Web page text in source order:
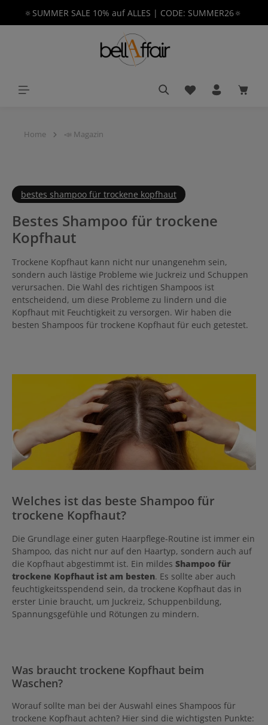
springen
🔅SUMMER SALE 10% auf ALLES | CODE: SUMMER26🔅
Du hast 0
Home 📣 Magazin
bestes shampoo für trockene kopfhaut
Bestes Shampoo für trockene
Kopfhaut
Trockene Kopfhaut kann nicht nur unangenehm sein,
sondern auch lästige Probleme wie Juckreiz und Schuppen
verursachen. Die Wahl des richtigen Shampoos ist
entscheidend, um diese Probleme zu lindern und die
Kopfhaut mit Feuchtigkeit zu versorgen. Wir haben die
besten Shampoos für trockene Kopfhaut für euch getestet.
Welches ist das beste Shampoo für
trockene Kopfhaut?
Die Grundlage einer guten Haarpflege-Routine ist immer ein
Shampoo, das nicht nur auf den Haartyp, sondern auch auf
die Kopfhaut abgestimmt ist. Ein mildes Shampoo für
trockene Kopfhaut ist am besten. Es sollte aber auch
feuchtigkeitsspendend sein, da trockene Kopfhaut das in
erster Linie braucht, um Juckreiz, Schuppenbildung,
Spannungsgefühle und Rötungen zu mindern.
Was braucht trockene Kopfhaut beim
Waschen?
Worauf sollte man bei der Auswahl eines Shampoos für
trockene Kopfhaut achten? Hier sind die wichtigsten Punkte: